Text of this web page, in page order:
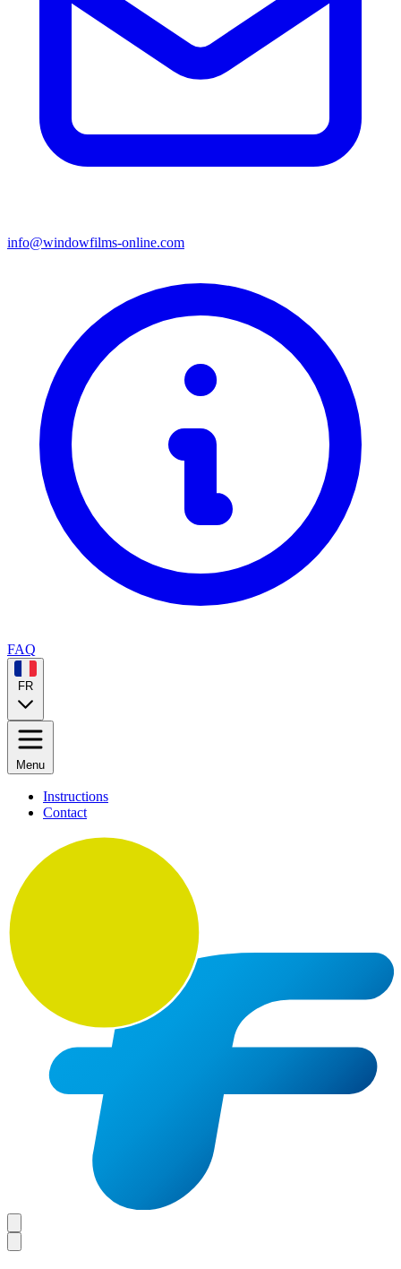
info@windowfilms-online.com
FAQ
FR
Menu
Instructions
Contact